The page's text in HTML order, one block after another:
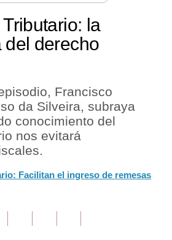
la
del derecho
Francisco
da Silveira, subraya
conocimiento del
nos evitará
Facilitan el ingreso de remesas